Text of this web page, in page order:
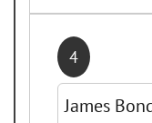
4
James